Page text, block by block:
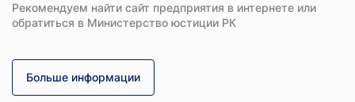
Рекомендуем найти сайт предприятия в интернете или
обратиться в Министерство юстиции РК
Больше информации